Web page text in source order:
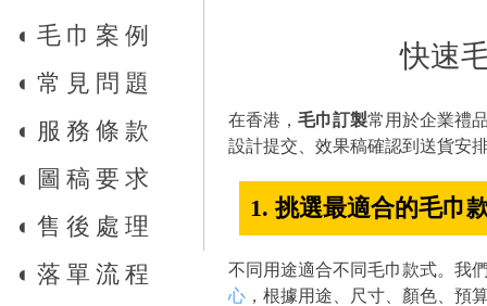
快速
在香港， 毛巾訂製常用於企業禮
設計提交、效果稿確認到送貨安
1. 挑選最適合的毛巾
不同用途適合不同毛巾款式。我
心 ，根據用途、尺寸、顏色、預
◐ 毛巾案例
◐ 常見問題
◐ 服務條款
◐ 圖稿要求
◐ 售後處理
◐ 落單流程